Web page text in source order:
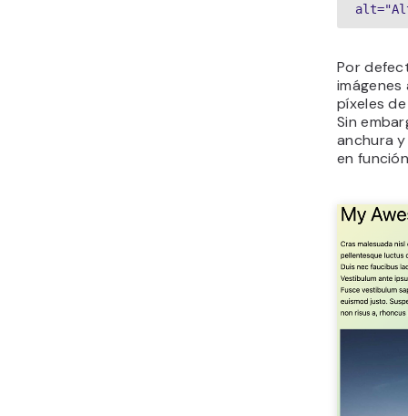
Por
píxeles
Sin
anchura
en